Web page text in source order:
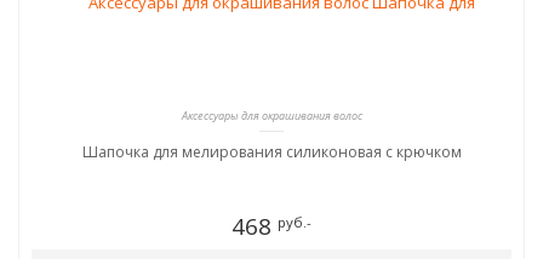
Аксессуары для окрашивания волос
Шапочка для мелирования силиконовая с крючком
468 руб.-